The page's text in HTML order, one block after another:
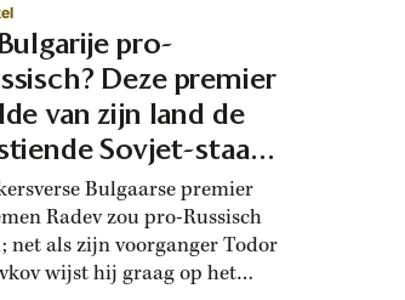
pro-
Deze premier
van zijn land de
Sovjet-staat
Bulgaarse premier
Radev zou pro-Russisch
net als zijn voorganger Todor
wijst hij graag op het